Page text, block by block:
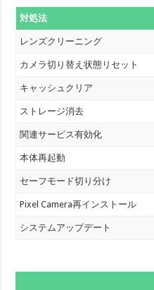
対処法
レンズクリーニング
カメラ切り替え状態リセット
キャッシュクリア
ストレージ消去
関連サービス有効化
本体再起動
セーフモード切り分け
Pixel Camera再インストール
システムアップデート